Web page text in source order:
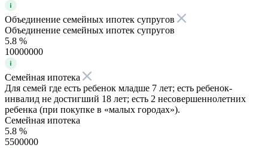
Объединение семейных ипотек супругов
Объединение семейных ипотек супругов
5.8 %
10000000
Семейная ипотека
Для семей где есть ребенок младше 7 лет; есть ребенок-
инвалид не достигший 18 лет; есть 2 несовершеннолетних
ребенка (при покупке в «малых городах»).
Семейная ипотека
5.8 %
5500000